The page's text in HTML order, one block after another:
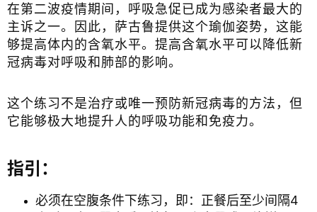
在第二波疫情期间，呼吸急促已成为感染者最大的
主诉之一。因此，萨古鲁提供这个瑜伽姿势，这能
够提高体内的含氧水平。提高含氧水平可以降低新
冠病毒对呼吸和肺部的影响。
这个练习不是治疗或唯一预防新冠病毒的方法，但
它能够极大地提升人的呼吸功能和免疫力。
指引：
必须在空腹条件下练习，即：正餐后至少间隔4